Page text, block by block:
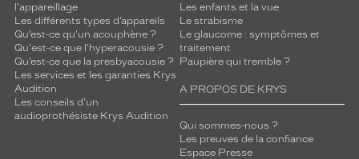
l'appareillage
Les différents types d’appareils
Qu’est-ce qu'un acouphène ?
Qu'est-ce que l'hyperacousie ?
Qu’est-ce que la presbyacousie ?
Les services et les garanties Krys
Audition
Les conseils d'un
audioprothésiste Krys Audition
Les enfants et la vue
Le strabisme
Le glaucome : symptômes et
traitement
Paupière qui tremble ?
A PROPOS DE KRYS
Qui sommes-nous ?
Les preuves de la confiance
Espace Presse